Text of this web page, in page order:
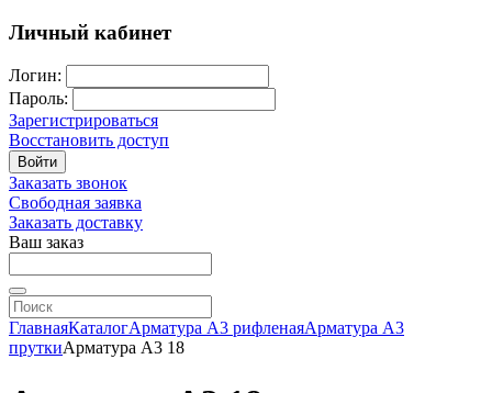
Личный кабинет
Логин:
Пароль:
Зарегистрироваться
Восстановить доступ
Войти
Заказать звонок
Свободная заявка
Заказать доставку
Ваш заказ
ГлавнаяКаталогАрматура А3 рифленаяАрматура А3
пруткиАрматура А3 18